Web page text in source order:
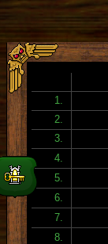
1.
2.
3.
4.
5.
6.
7.
8.